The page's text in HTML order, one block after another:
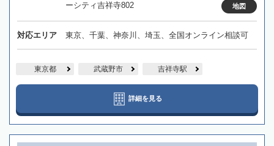
ーシティ吉祥寺802
地図
対応エリア 東京、千葉、神奈川、埼玉、全国オンライン相談可
東京都 武蔵野市 吉祥寺駅
詳細を見る